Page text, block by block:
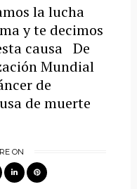
la lucha
y te decimos
causa De
Mundial
de
de muerte
ON